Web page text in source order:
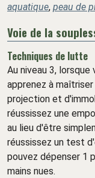
aquatique, peau de
Voie de la
Techniques de lutte
Au niveau 3,
apprenez à
projection et
réussissez une
au lieu d'être
réussissez un test
pouvez dépenser 1
mains nues.